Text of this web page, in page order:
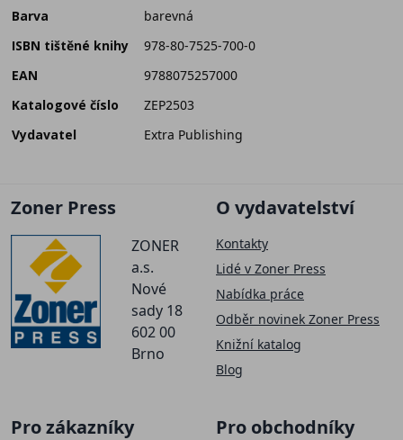
Barva
barevná
ISBN tištěné knihy
978-80-7525-700-0
EAN
9788075257000
Katalogové číslo
ZEP2503
Vydavatel
Extra Publishing
Zoner Press
ZONER
a.s.
Nové
sady 18
602 00
Brno
O vydavatelství
Kontakty
Lidé v Zoner Press
Nabídka práce
Odběr novinek Zoner Press
Knižní katalog
Blog
Pro zákazníky Pro obchodníky